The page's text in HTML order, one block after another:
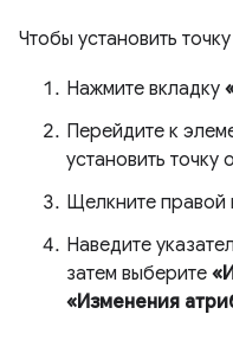
Чтобы установить
Нажмите вкладку
Перейдите к
установить точку
Щелкните правой
Наведите
затем выберите
«Изменения